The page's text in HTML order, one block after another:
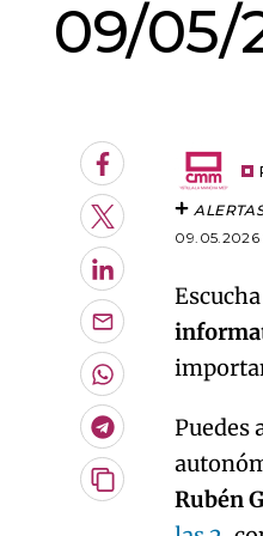
09/05/
Facebook
Twitter
LinkedIn
Enviar
por
Email
Whatsapp
Telegram
Copiar
09.05.2026
Puedes
Rubén